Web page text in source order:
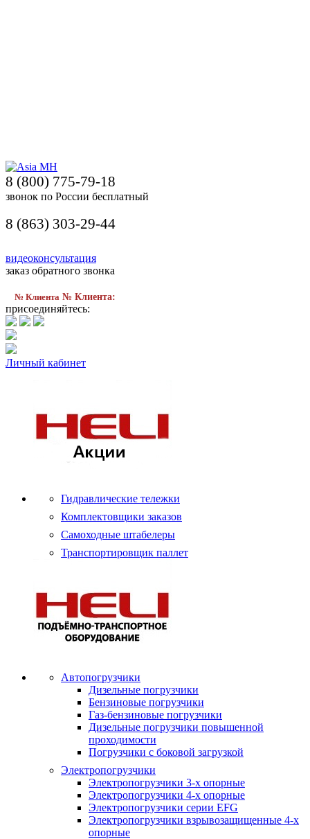
8 (800) 775-79-18
звонок по России бесплатный
8 (863) 303-29-44
видеоконсультация
заказ обратного звонка
№ Клиента № Клиента:
присоединяйтесь:
Личный кабинет
Гидравлические тележки
Комплектовщики заказов
Самоходные штабелеры
Транспортировщик паллет
Автопогрузчики
Дизельные погрузчики
Бензиновые погрузчики
Газ-бензиновые погрузчики
Дизельные погрузчики повышенной
проходимости
Погрузчики с боковой загрузкой
Электропогрузчики
Электропогрузчики 3-х опорные
Электропогрузчики 4-х опорные
Электропогрузчики серии EFG
Электропогрузчики взрывозащищенные 4-х
опорные